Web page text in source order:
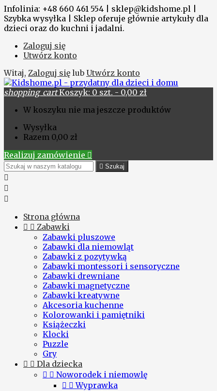
Infolinia: +48 660 461 554 | sklep@kidshome.pl |
Szybka wysyłka | Sklep oferuje głównie artykuły dla
dzieci oraz do kuchni i jadalni.
Zaloguj się
Utwórz konto
Witaj, Zaloguj się lub Utwórz konto
shopping_cart Koszyk: 0 szt. - 0,00 zł
W koszyku nie ma jeszcze produktów
Wysyłka
Razem 0,00 zł
Realizuj zamówienie 
 Szukaj



Strona główna
  Zabawki
Zabawki pluszowe
Zabawki dla niemowląt
Zabawki z pozytywką
Zabawki montessori i sensoryczne
Zabawki drewniane
Zabawki magnetyczne
Zabawki kreatywne
Akcesoria kuchenne
Kolorowanki i pamiętniki
Książeczki
Klocki
Puzzle
Gry
  Dla dziecka
  Noworodek i niemowlę
  Wyprawka